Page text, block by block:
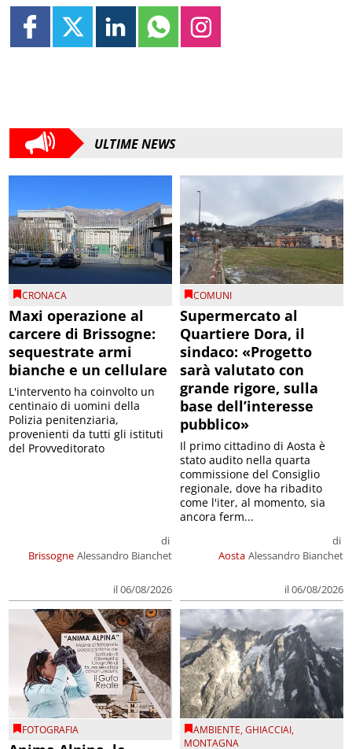
ULTIME NEWS
CRONACA
Maxi operazione al
carcere di Brissogne:
sequestrate armi
bianche e un cellulare
Brissogne
di
Alessandro Bianchet
il 06/08/2026
L'intervento ha coinvolto un
centinaio di uomini della
Polizia penitenziaria,
provenienti da tutti gli istituti
del Provveditorato
COMUNI
Supermercato al
Quartiere Dora, il
sindaco: «Progetto
sarà valutato con
grande rigore, sulla
base dell’interesse
pubblico»
Aosta
di
Alessandro Bianchet
il 06/08/2026
Il primo cittadino di Aosta è
stato audito nella quarta
commissione del Consiglio
regionale, dove ha ribadito
come l'iter, al momento, sia
ancora ferm...
FOTOGRAFIA AMBIENTE,GHIACCIAI,
MONTAGNA